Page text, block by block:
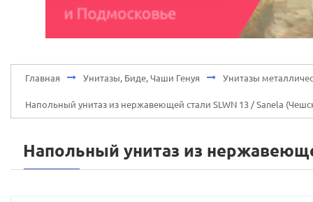
Главная Унитазы, Биде, Чаши Генуя Унитазы
Напольный унитаз из нержавеющей стали SLWN 13 / Sanela
Напольный унитаз из